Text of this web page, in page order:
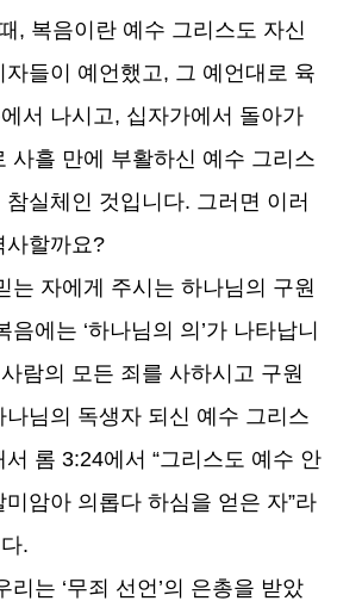
, 복음이란 예수 그리스도 자신
자들이 예언했고, 그 예언대로 육
서 나시고, 십자가에서 돌아가
사흘 만에 부활하신 예수 그리스
실체인 것입니다. 그러면 이러
사할까요?
는 자에게 주시는 하나님의 구원
음에는 ‘하나님의 의 ’가 나타납니
람의 모든 죄를 사하시고 구원
나님의 독생자 되신 예수 그리스
서 롬 3:24에서 “그리스도 예수 안
암아 의롭다 하심을 얻은 자”라
.
리는 ‘무죄 선언’의 은총을 받았